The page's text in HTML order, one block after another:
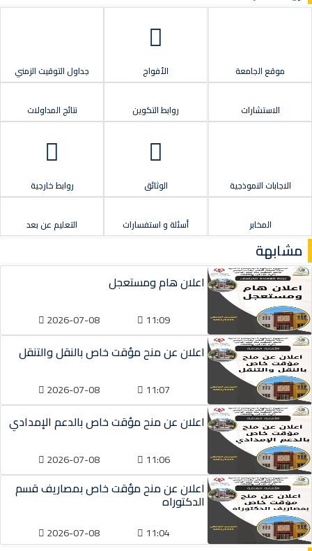
موقع الجامعة الأفواج جداول التوقيت الزمني
الاستشارات روابط التكوين نتائج المداولات
الاجابات النموذجية الوثائق روابط خارجية
المخابر أسئلة و استفسارات التعليم عن بعد
مشابهة
اعلان هام ومستعجل
11:09
2026-07-08
اعلان عن منح مؤقت خاص بالنقل والتنقل
11:07
2026-07-08
اعلان عن منح مؤقت خاص بالدعم الإمدادي
11:06
2026-07-08
اعلان عن منح مؤقت خاص بمصاريف قسم
الدكتوراه
11:04
2026-07-08